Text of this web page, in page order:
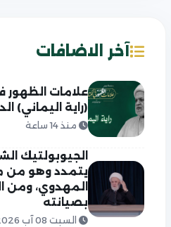
آخر الاضافات
علامات الظهور
(راية اليماني)
منذ 14 ساعة
الجيوبولتيك
يتمدد وهو من
المهدوي، ومن
بصيانته
السبت 08 آب 2026